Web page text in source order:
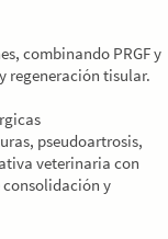
combinando PRGF y
regeneración tisular.
pseudoartrosis,
veterinaria con
consolidación y